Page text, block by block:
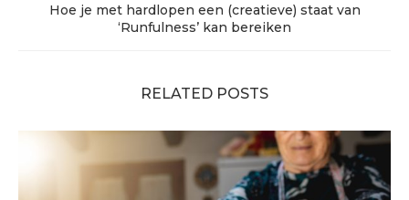
Hoe je met hardlopen een (creatieve) staat van
‘Runfulness’ kan bereiken
RELATED POSTS